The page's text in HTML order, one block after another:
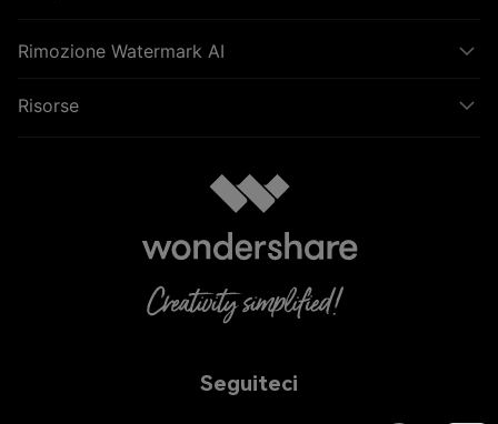
Seguiteci
Rimozione Watermark AI
Risorse